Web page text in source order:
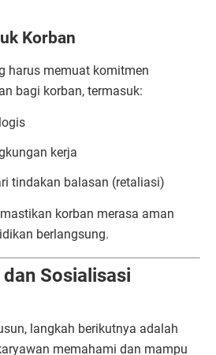
Korban
harus memuat komitmen
bagi korban, termasuk:
kerja
tindakan balasan (retaliasi)
korban merasa aman
berlangsung.
Sosialisasi
langkah berikutnya adalah
memahami dan mampu